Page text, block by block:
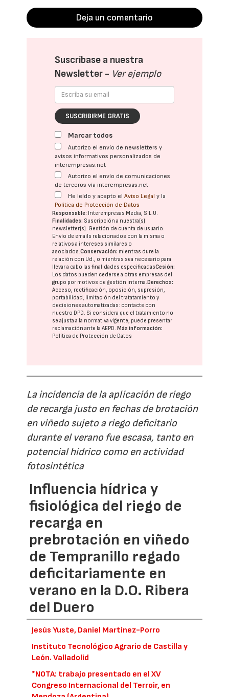
Deja un comentario
Suscríbase a nuestra
Newsletter - Ver ejemplo
SUSCRIBIRME GRATIS
Marcar todos
Autorizo el envío de newsletters y
avisos informativos personalizados de
interempresas.net
Autorizo el envío de comunicaciones
de terceros vía interempresas.net
He leído y acepto elAviso Legal y la
Política de Protección de Datos
Responsable: Interempresas Media, S.L.U.
Finalidades: Suscripción a nuestra(s)
newsletter(s). Gestión de cuenta de usuario.
Envío de emails relacionados con la misma o
relativos a intereses similares o
asociados.Conservación: mientras dure la
relación con Ud., o mientras sea necesario para
llevar a cabo las finalidades especificadasCesión:
Los datos pueden cederse a otras empresas del
grupo por motivos de gestión interna.Derechos:
Acceso, rectificación, oposición, supresión,
portabilidad, limitación del tratatamiento y
decisiones automatizadas: contacte con
nuestro DPD. Si considera que el tratamiento no
se ajusta a la normativa vigente, puede presentar
reclamación ante laAEPD.Más información:
Política de Protección de Datos
La incidencia de la aplicación de riego
de recarga justo en fechas de brotación
en viñedo sujeto a riego deficitario
durante el verano fue escasa, tanto en
potencial hídrico como en actividad
fotosintética
Influencia hídrica y
fisiológica del riego de
recarga en
prebrotación en viñedo
de Tempranillo regado
deficitariamente en
verano en la D.O. Ribera
del Duero
Jesús Yuste, Daniel Martínez-Porro
Instituto Tecnológico Agrario de Castilla y
León. Valladolid
*NOTA: trabajo presentado en el XV
Congreso Internacional del Terroir, en